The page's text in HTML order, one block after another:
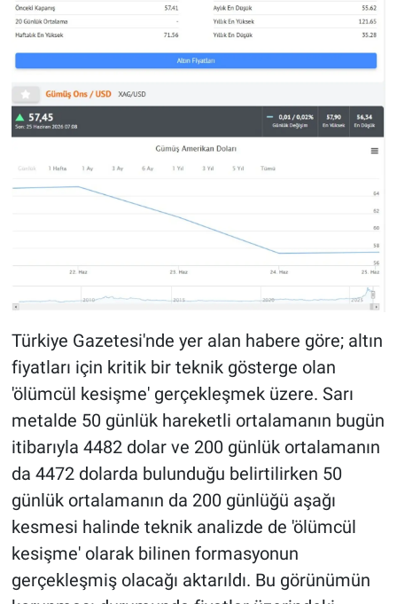
Türkiye Gazetesi'nde yer alan habere göre; altın
fiyatları için kritik bir teknik gösterge olan
'ölümcül kesişme' gerçekleşmek üzere. Sarı
metalde 50 günlük hareketli ortalamanın bugün
itibarıyla 4482 dolar ve 200 günlük ortalamanın
da 4472 dolarda bulunduğu belirtilirken 50
günlük ortalamanın da 200 günlüğü aşağı
kesmesi halinde teknik analizde de 'ölümcül
kesişme' olarak bilinen formasyonun
gerçekleşmiş olacağı aktarıldı. Bu görünümün